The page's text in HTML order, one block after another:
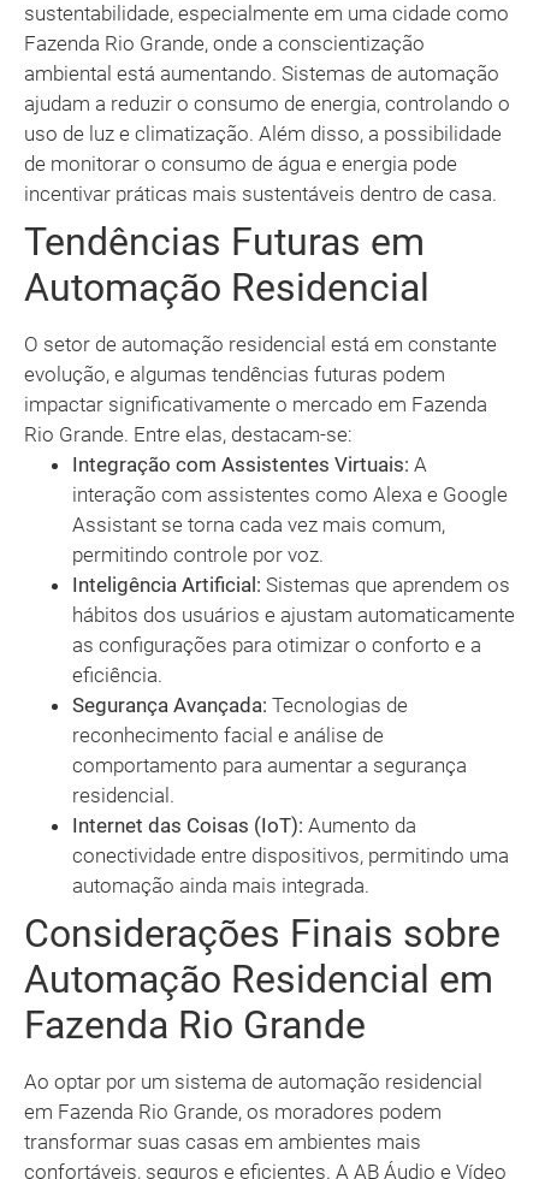
sustentabilidade, especialmente em uma cidade como
Fazenda Rio Grande, onde a conscientização
ambiental está aumentando. Sistemas de automação
ajudam a reduzir o consumo de energia, controlando o
uso de luz e climatização. Além disso, a possibilidade
de monitorar o consumo de água e energia pode
incentivar práticas mais sustentáveis dentro de casa.
Tendências Futuras em
Automação Residencial
O setor de automação residencial está em constante
evolução, e algumas tendências futuras podem
impactar significativamente o mercado em Fazenda
Rio Grande. Entre elas, destacam-se:
Integração com Assistentes Virtuais: A
interação com assistentes como Alexa e Google
Assistant se torna cada vez mais comum,
permitindo controle por voz.
Inteligência Artificial: Sistemas que aprendem os
hábitos dos usuários e ajustam automaticamente
as configurações para otimizar o conforto e a
eficiência.
Segurança Avançada: Tecnologias de
reconhecimento facial e análise de
comportamento para aumentar a segurança
residencial.
Internet das Coisas (IoT): Aumento da
conectividade entre dispositivos, permitindo uma
automação ainda mais integrada.
Considerações Finais sobre
Automação Residencial em
Fazenda Rio Grande
Ao optar por um sistema de automação residencial
em Fazenda Rio Grande, os moradores podem
transformar suas casas em ambientes mais
confortáveis, seguros e eficientes. A AB Áudio e Vídeo